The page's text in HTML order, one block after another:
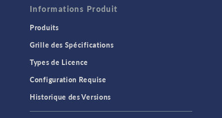
Informations Produit
Produits
Grille des Spécifications
Types de Licence
Configuration Requise
Historique des Versions